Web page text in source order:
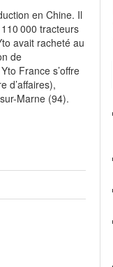
en Chine. Il
000 tracteurs
avait racheté au
de
France s’offre
d’affaires),
Marne (94).